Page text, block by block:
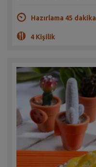
Hazırlama 45 dakika
4 Kişilik